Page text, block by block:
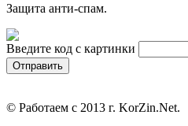
Защита анти-спам.
Введите код с картинки
© Работаем с 2013 г. KorZin.Net.